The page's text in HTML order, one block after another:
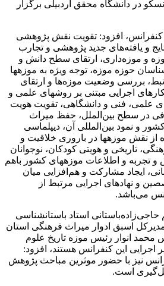
در دانشگاه محقق اردبیلی برگزار
کنفرانس، افزود: تقویت نقش پژوهشی
و یافته‌­های جدید پژوهشی و تجارب
و موزه‌داری، ارتقای سطح دانش و
حوزه موزه، توجه ویژه به موزه­ها
بررسی وضعیت موزه­‌ها و ارتقای
اجرایی مبتنی بر روش­های علمی و
علمی، فنی و دانشگاهی، تقویت هویت
در سطح بین‌الملل، حفظ میراث
و نمود بین‌المللی آن، دیپلماسی
از نقش موزه­ها در باروری خلاقیت و
تاریخی و هویتی کودکان، نوجوانان
و تجربه و اطلاعات موزه­های کشور باهم
ایجاد مشارکت و هم‌افزایی میان
و نهادهای اجرایی مرتبط از
می‌باشد.
حاجی‌زاده‌باستانی استاد باستانشناسی
اسبق ادوار میراث فرهنگی استان
محمد انوار رئیس موزه تاریخ علوم
اجرایی این کنفرانس هستند، افزود:
نیز با حضور موثرین مباحث پژوهش
است.